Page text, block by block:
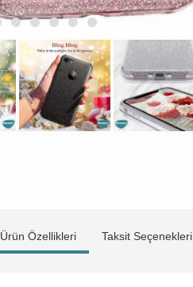
Ürün Özellikleri Taksit Seçenekleri